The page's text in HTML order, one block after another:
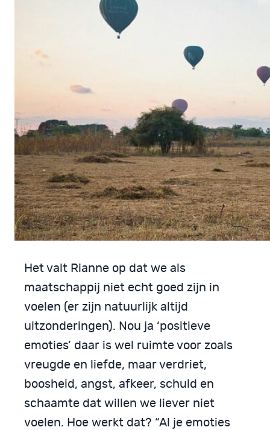
Het valt Rianne op dat we als
maatschappij niet echt goed zijn in
voelen (er zijn natuurlijk altijd
uitzonderingen). Nou ja ‘positieve
emoties’ daar is wel ruimte voor zoals
vreugde en liefde, maar verdriet,
boosheid, angst, afkeer, schuld en
schaamte dat willen we liever niet
voelen. Hoe werkt dat? “Al je emoties